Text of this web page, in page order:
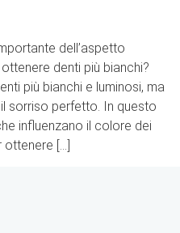
dell’aspetto
denti più bianchi?
più bianchi e luminosi, ma
sorriso perfetto. In questo
influenzano il colore dei
ottenere […]